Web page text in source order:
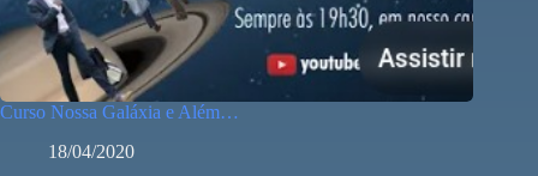
Curso Nossa Galáxia e Além…
18/04/2020